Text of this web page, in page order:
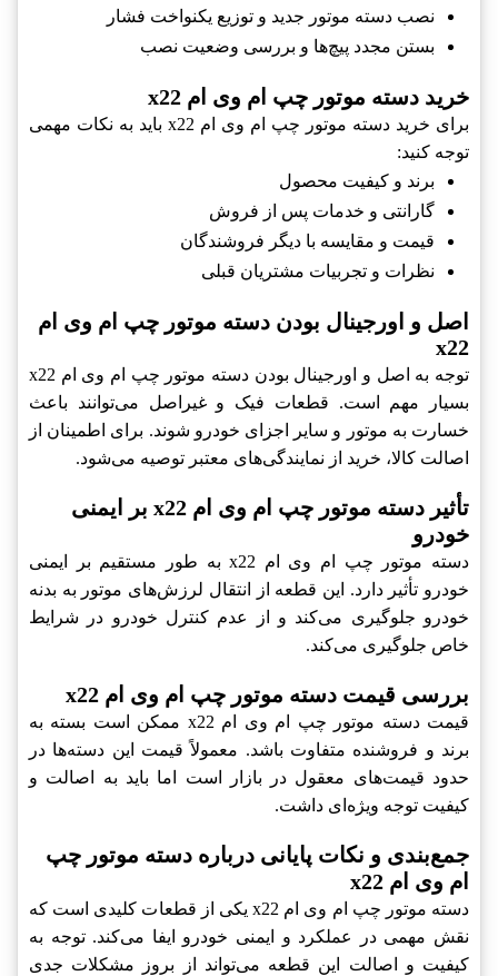
نصب دسته موتور جدید و توزیع یکنواخت فشار
بستن مجدد پیچ‌ها و بررسی وضعیت نصب
خرید دسته موتور چپ ام وی ام x22
برای خرید دسته موتور چپ ام وی ام x22 باید به نکات مهمی
توجه کنید:
برند و کیفیت محصول
گارانتی و خدمات پس از فروش
قیمت و مقایسه با دیگر فروشندگان
نظرات و تجربیات مشتریان قبلی
اصل و اورجینال بودن دسته موتور چپ ام وی ام
x22
توجه به اصل و اورجینال بودن دسته موتور چپ ام وی ام x22
بسیار مهم است. قطعات فیک و غیراصل می‌توانند باعث
خسارت به موتور و سایر اجزای خودرو شوند. برای اطمینان از
اصالت کالا، خرید از نمایندگی‌های معتبر توصیه می‌شود.
تأثیر دسته موتور چپ ام وی ام x22 بر ایمنی
خودرو
دسته موتور چپ ام وی ام x22 به طور مستقیم بر ایمنی
خودرو تأثیر دارد. این قطعه از انتقال لرزش‌های موتور به بدنه
خودرو جلوگیری می‌کند و از عدم کنترل خودرو در شرایط
خاص جلوگیری می‌کند.
بررسی قیمت دسته موتور چپ ام وی ام x22
قیمت دسته موتور چپ ام وی ام x22 ممکن است بسته به
برند و فروشنده متفاوت باشد. معمولاً قیمت این دسته‌ها در
حدود قیمت‌های معقول در بازار است اما باید به اصالت و
کیفیت توجه ویژه‌ای داشت.
جمع‌بندی و نکات پایانی درباره دسته موتور چپ
ام وی ام x22
دسته موتور چپ ام وی ام x22 یکی از قطعات کلیدی است که
نقش مهمی در عملکرد و ایمنی خودرو ایفا می‌کند. توجه به
کیفیت و اصالت این قطعه می‌تواند از بروز مشکلات جدی